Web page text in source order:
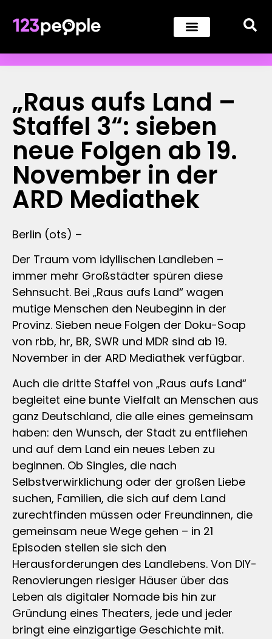
„Raus aufs Land –
Staffel 3“: sieben
neue Folgen ab 19.
November in der
ARD Mediathek
Berlin (ots) –
Der Traum vom idyllischen Landleben –
immer mehr Großstädter spüren diese
Sehnsucht. Bei „Raus aufs Land“ wagen
mutige Menschen den Neubeginn in der
Provinz. Sieben neue Folgen der Doku-Soap
von rbb, hr, BR, SWR und MDR sind ab 19.
November in der ARD Mediathek verfügbar.
Auch die dritte Staffel von „Raus aufs Land“
begleitet eine bunte Vielfalt an Menschen aus
ganz Deutschland, die alle eines gemeinsam
haben: den Wunsch, der Stadt zu entfliehen
und auf dem Land ein neues Leben zu
beginnen. Ob Singles, die nach
Selbstverwirklichung oder der großen Liebe
suchen, Familien, die sich auf dem Land
zurechtfinden müssen oder Freundinnen, die
gemeinsam neue Wege gehen – in 21
Episoden stellen sie sich den
Herausforderungen des Landlebens. Von DIY-
Renovierungen riesiger Häuser über das
Leben als digitaler Nomade bis hin zur
Gründung eines Theaters, jede und jeder
bringt eine einzigartige Geschichte mit.